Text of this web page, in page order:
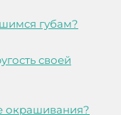
губам?
своей
окрашивания?